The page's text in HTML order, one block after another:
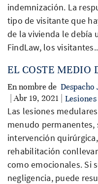
indemnización. La
tipo de visitante que
de la vivienda le debía
FindLaw, los
EL COSTE MEDIO
En nombre de
| Abr 19, 2021 |
Lesiones
Las lesiones
menudo permanentes,
intervención
rehabilitación
como emocionales. Si
negligencia, puede